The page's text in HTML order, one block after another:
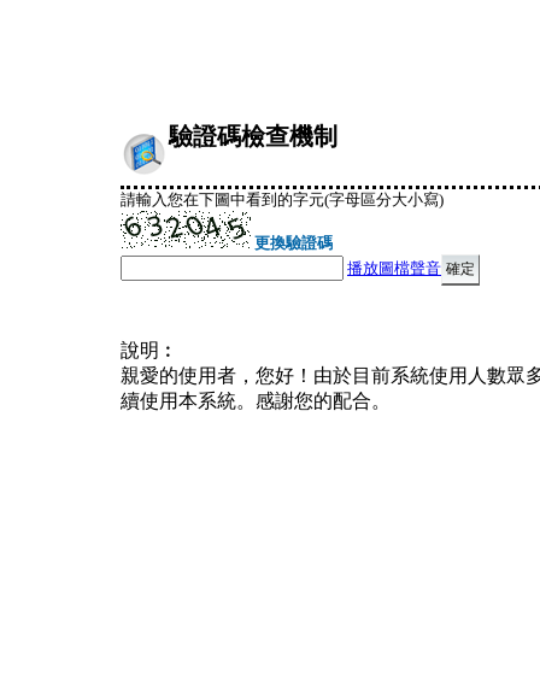
驗證碼檢查機制
請輸入您在下圖中看到的字元(字母區分大小寫)
更換驗證碼
播放圖檔聲音
說明︰
親愛的使用者，您好！由於目前系統使用人數眾
續使用本系統。感謝您的配合。